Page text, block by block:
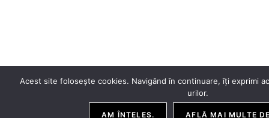
Acest site folosește cookies. Navigând în continuare, îți exprimi
urilor.
AM ÎNȚELES. AFLĂ MAI MULTE